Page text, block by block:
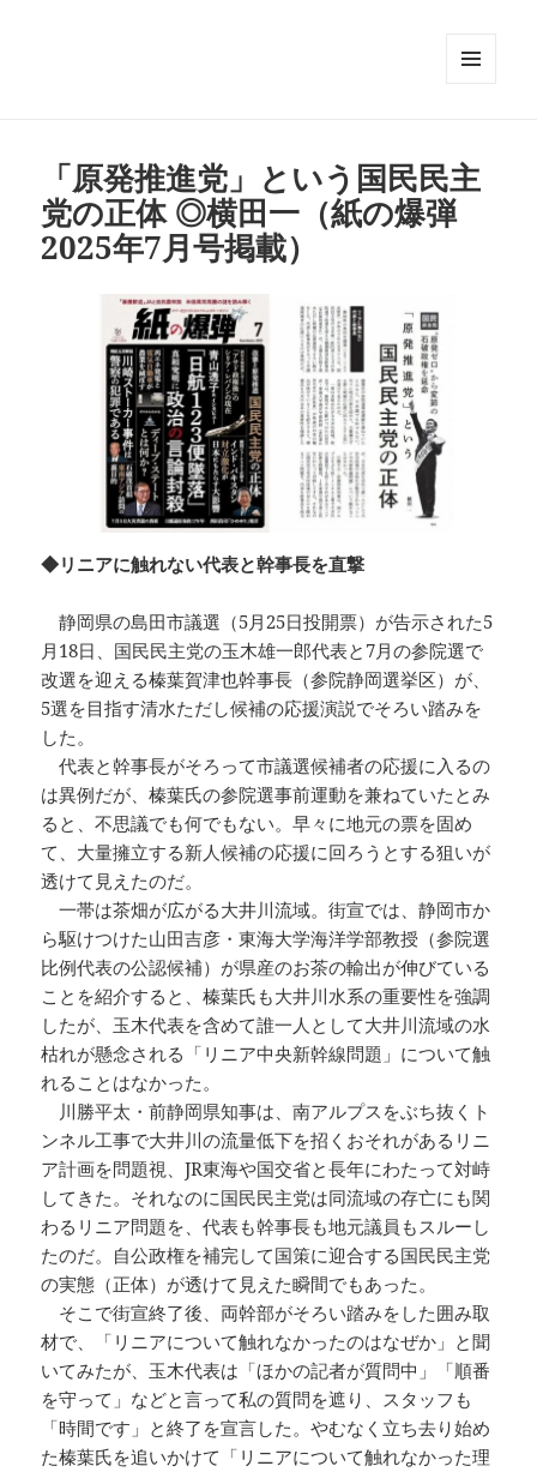
ット
「原発推進党」という国民民主
党の正体 ◎横田一（紙の爆弾
2025年7月号掲載）
◆リニアに触れない代表と幹事長を直撃
静岡県の島田市議選（5月25日投開票）が告示された5
月18日、国民民主党の玉木雄一郎代表と7月の参院選で
改選を迎える榛葉賀津也幹事長（参院静岡選挙区）が、
5選を目指す清水ただし候補の応援演説でそろい踏みを
した。
代表と幹事長がそろって市議選候補者の応援に入るの
は異例だが、榛葉氏の参院選事前運動を兼ねていたとみ
ると、不思議でも何でもない。早々に地元の票を固め
て、大量擁立する新人候補の応援に回ろうとする狙いが
透けて見えたのだ。
一帯は茶畑が広がる大井川流域。街宣では、静岡市か
ら駆けつけた山田吉彦・東海大学海洋学部教授（参院選
比例代表の公認候補）が県産のお茶の輸出が伸びている
ことを紹介すると、榛葉氏も大井川水系の重要性を強調
したが、玉木代表を含めて誰一人として大井川流域の水
枯れが懸念される「リニア中央新幹線問題」について触
れることはなかった。
川勝平太・前静岡県知事は、南アルプスをぶち抜くト
ンネル工事で大井川の流量低下を招くおそれがあるリニ
ア計画を問題視、JR東海や国交省と長年にわたって対峙
してきた。それなのに国民民主党は同流域の存亡にも関
わるリニア問題を、代表も幹事長も地元議員もスルーし
たのだ。自公政権を補完して国策に迎合する国民民主党
の実態（正体）が透けて見えた瞬間でもあった。
そこで街宣終了後、両幹部がそろい踏みをした囲み取
材で、「リニアについて触れなかったのはなぜか」と聞
いてみたが、玉木代表は「ほかの記者が質問中」「順番
を守って」などと言って私の質問を遮り、スタッフも
「時間です」と終了を宣言した。やむなく立ち去り始め
た榛葉氏を追いかけて「リニアについて触れなかった理